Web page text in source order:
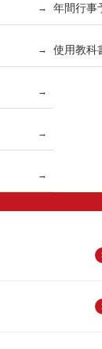
→
→
→
→
→
年間行事
使用教科